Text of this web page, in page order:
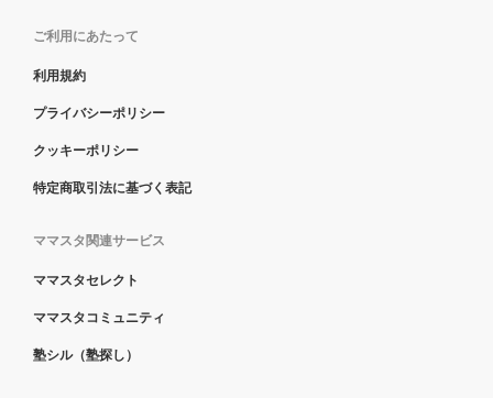
ご利用にあたって
利用規約
プライバシーポリシー
クッキーポリシー
特定商取引法に基づく表記
ママスタ関連サービス
ママスタセレクト
ママスタコミュニティ
塾シル（塾探し）